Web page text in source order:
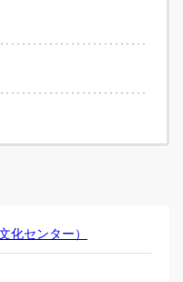
化センター）